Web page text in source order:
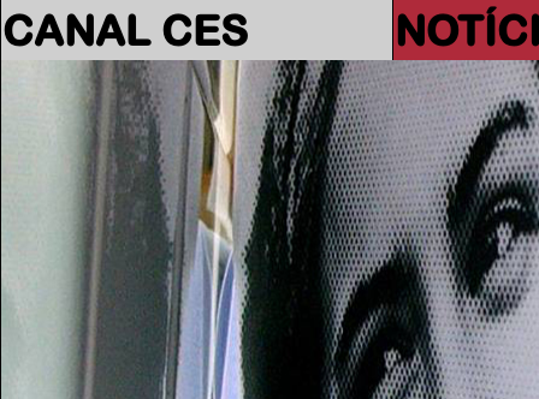
CANAL CES